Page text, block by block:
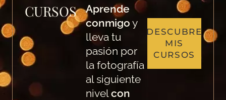
CURSOS
Aprende
conmigo y
lleva tu
pasión por
la fotografía
al siguiente
nivelcon
DESCUBRE
MIS
CURSOS